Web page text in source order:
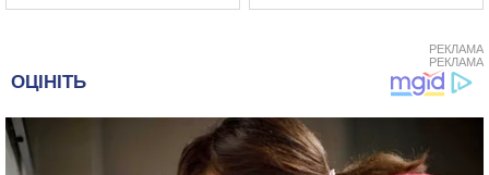
РЕКЛАМА
РЕКЛАМА